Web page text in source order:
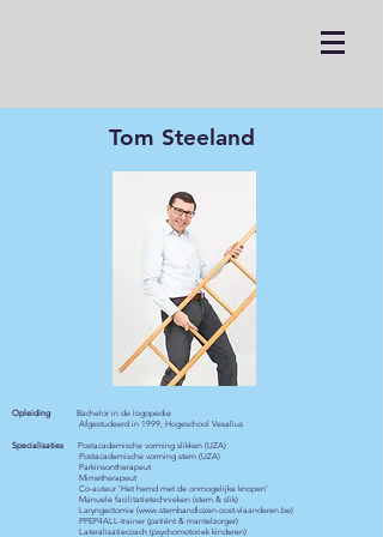
Tom Steeland
Opleiding
Bachelor in de logopedie
Afgestudeerd in 1999, Hogeschool Vesalius
Specialisaties Postacademische vorming slikken (UZA)
Postacademische vorming stem (UZA)
Parkinsontherapeut
Mimetherapeut
Co-auteur ‘Het hemd met de onmogelijke knopen’
Manuele facilitatietechnieken (stem & slik)
Laryngectomie (www.stembandlozen-oost-vlaanderen.be)
PPEP4ALL-trainer (patiënt & mantelzorger)
Lateralisatiecoach (psychomotoriek kinderen)